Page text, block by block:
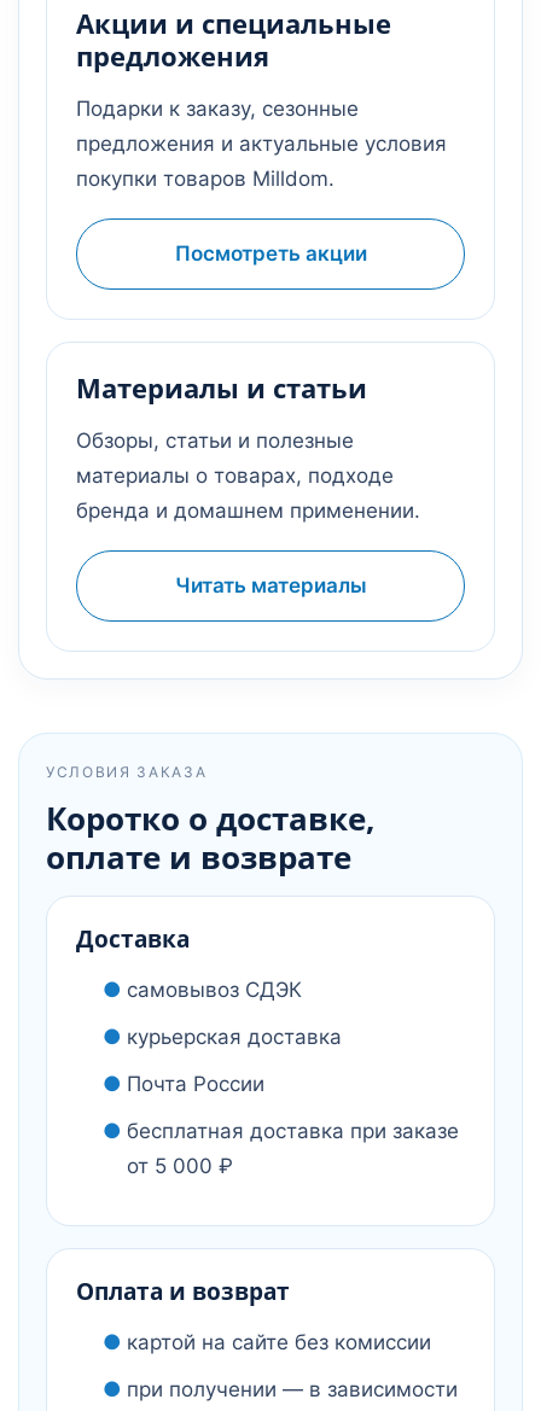
Акции и специальные
предложения
Подарки к заказу, сезонные
предложения и актуальные условия
покупки товаров Milldom.
Посмотреть акции
Материалы и статьи
Обзоры, статьи и полезные
материалы о товарах, подходе
бренда и домашнем применении.
Читать материалы
УСЛОВИЯ ЗАКАЗА
Коротко о доставке,
оплате и возврате
Доставка
самовывоз СДЭК
курьерская доставка
Почта России
бесплатная доставка при заказе
от 5 000 ₽
Оплата и возврат
картой на сайте без комиссии
при получении — в зависимости